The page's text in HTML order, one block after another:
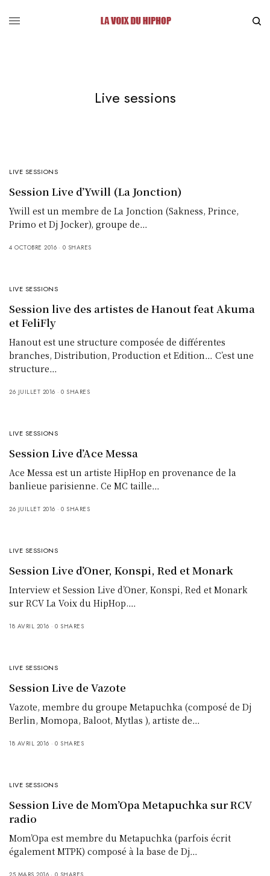
Live sessions
LIVE SESSIONS
Session Live d’Ywill (La Jonction)
Ywill est un membre de La Jonction (Sakness, Prince,
Primo et Dj Jocker), groupe de…
4 OCTOBRE 2016 0 SHARES
LIVE SESSIONS
Session live des artistes de Hanout feat Akuma
et FeliFly
Hanout est une structure composée de différentes
branches, Distribution, Production et Edition… C’est une
structure…
26 JUILLET 2016 0 SHARES
LIVE SESSIONS
Session Live d’Ace Messa
Ace Messa est un artiste HipHop en provenance de la
banlieue parisienne. Ce MC taille…
26 JUILLET 2016 0 SHARES
LIVE SESSIONS
Session Live d’Oner, Konspi, Red et Monark
Interview et Session Live d’Oner, Konspi, Red et Monark
sur RCV La Voix du HipHop.…
18 AVRIL 2016 0 SHARES
LIVE SESSIONS
Session Live de Vazote
Vazote, membre du groupe Metapuchka (composé de Dj
Berlin, Momopa, Baloot, Mytlas ), artiste de…
18 AVRIL 2016 0 SHARES
LIVE SESSIONS
Session Live de Mom’Opa Metapuchka sur RCV
radio
Mom’Opa est membre du Metapuchka (parfois écrit
également MTPK) composé à la base de Dj…